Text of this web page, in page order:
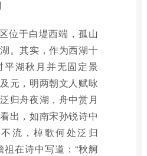
位于白堤西端，孤山
。其实，作为西湖十
平湖秋月并无固定景
元，明两朝文人赋咏
归舟夜湖，舟中赏月
出，如南宋孙锐诗中
流，棹歌何处泛归
祖在诗中写道：“秋舸